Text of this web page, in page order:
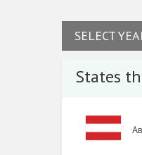
Во многих
характер
совершенные
Несколько
SELECT
States
Image